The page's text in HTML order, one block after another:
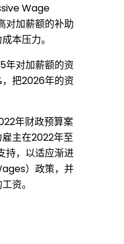
Wage
加薪额的补助
本压力。
年对加薪额的资
把2026年的资
年财政预算案
主在2022年至
持，以适应渐进
）政策，并
资。